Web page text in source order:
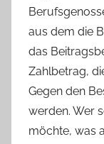
aus dem die
das
Zahlbetrag,
Gegen den
werden. Wer
möchte, was